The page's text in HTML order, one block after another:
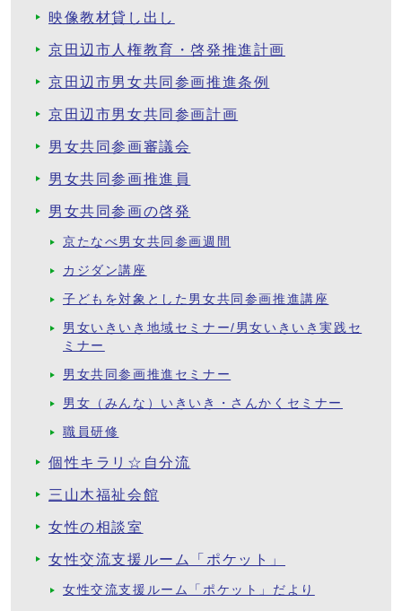
映像教材貸し出し
京田辺市人権教育・啓発推進計画
京田辺市男女共同参画推進条例
京田辺市男女共同参画計画
男女共同参画審議会
男女共同参画推進員
男女共同参画の啓発
京たなべ男女共同参画週間
カジダン講座
子どもを対象とした男女共同参画推進講座
男女いきいき地域セミナー/男女いきいき実践セ
ミナー
男女共同参画推進セミナー
男女（みんな）いきいき・さんかくセミナー
職員研修
個性キラリ☆自分流
三山木福祉会館
女性の相談室
女性交流支援ルーム「ポケット」
女性交流支援ルーム「ポケット」だより